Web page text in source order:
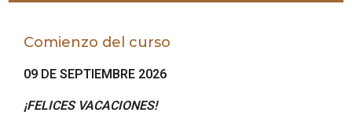
Comienzo del curso
09 DE SEPTIEMBRE 2026
¡FELICES VACACIONES!